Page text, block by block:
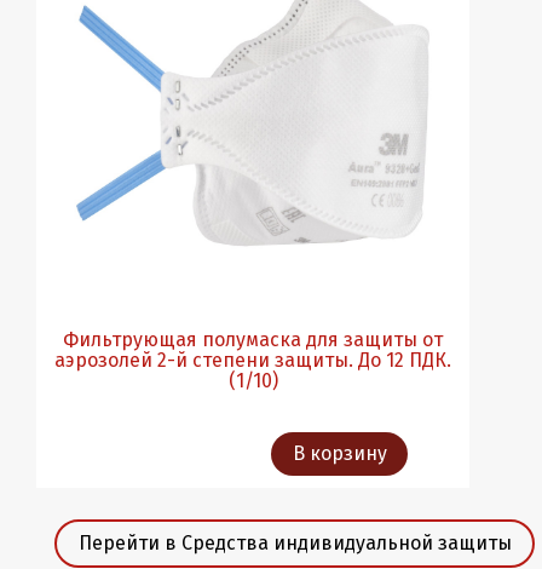
Фильтрующая полумаска для защиты от
аэрозолей 2-й степени защиты. До 12 ПДК.
(1/10)
В корзину
Перейти в Средства индивидуальной защиты